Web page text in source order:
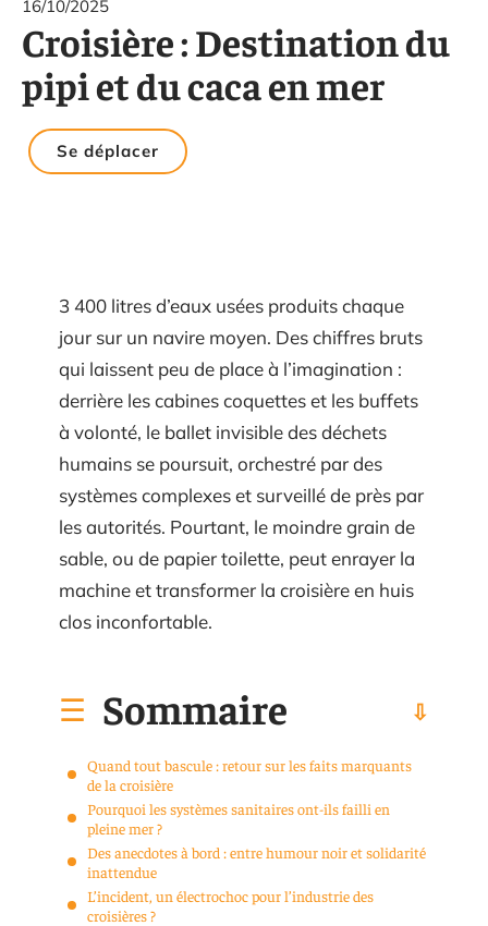
16/10/2025
Croisière : Destination du
pipi et du caca en mer
Se déplacer
3 400 litres d’eaux usées produits chaque
jour sur un navire moyen. Des chiffres bruts
qui laissent peu de place à l’imagination :
derrière les cabines coquettes et les buffets
à volonté, le ballet invisible des déchets
humains se poursuit, orchestré par des
systèmes complexes et surveillé de près par
les autorités. Pourtant, le moindre grain de
sable, ou de papier toilette, peut enrayer la
machine et transformer la croisière en huis
clos inconfortable.
Sommaire
Quand tout bascule : retour sur les faits marquants
de la croisière
Pourquoi les systèmes sanitaires ont-ils failli en
pleine mer ?
Des anecdotes à bord : entre humour noir et solidarité
inattendue
L’incident, un électrochoc pour l’industrie des
croisières ?